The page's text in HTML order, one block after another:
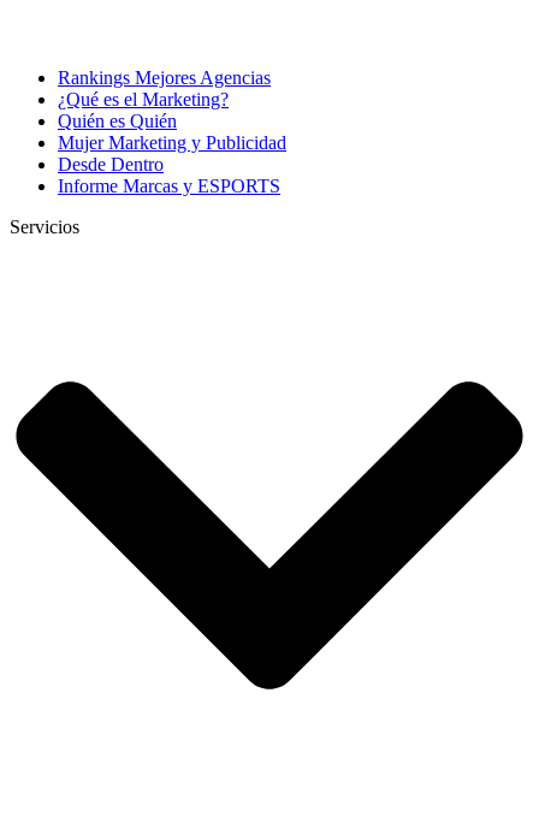
Rankings Mejores Agencias
¿Qué es el Marketing?
Quién es Quién
Mujer Marketing y Publicidad
Desde Dentro
Informe Marcas y ESPORTS
Servicios